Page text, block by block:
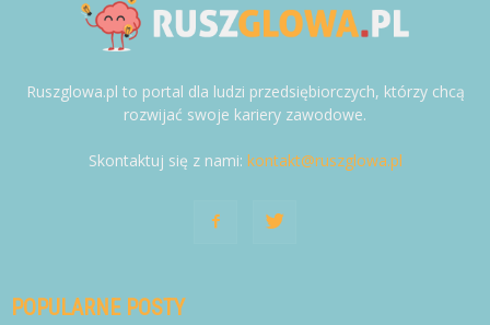
Ruszglowa.pl to portal dla ludzi przedsiębiorczych, którzy chcą
rozwijać swoje kariery zawodowe.
Skontaktuj się z nami: kontakt@ruszglowa.pl
POPULARNE POSTY